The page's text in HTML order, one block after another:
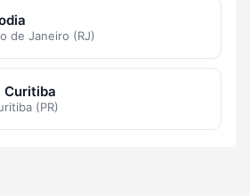
de Janeiro (RJ)
Curitiba
(PR)